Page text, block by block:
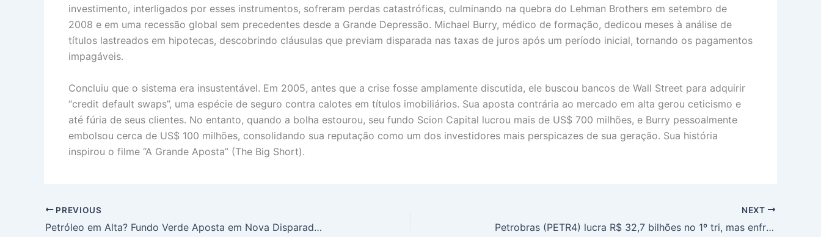
investimento, interligados por esses instrumentos, sofreram perdas catastróficas, culminando na quebra do Lehman Brothers em setembro de
2008 e em uma recessão global sem precedentes desde a Grande Depressão. Michael Burry, médico de formação, dedicou meses à análise de
títulos lastreados em hipotecas, descobrindo cláusulas que previam disparada nas taxas de juros após um período inicial, tornando os pagamentos
impagáveis.
Concluiu que o sistema era insustentável. Em 2005, antes que a crise fosse amplamente discutida, ele buscou bancos de Wall Street para adquirir
“credit default swaps”, uma espécie de seguro contra calotes em títulos imobiliários. Sua aposta contrária ao mercado em alta gerou ceticismo e
até fúria de seus clientes. No entanto, quando a bolha estourou, seu fundo Scion Capital lucrou mais de US$ 700 milhões, e Burry pessoalmente
embolsou cerca de US$ 100 milhões, consolidando sua reputação como um dos investidores mais perspicazes de sua geração. Sua história
inspirou o filme “A Grande Aposta” (The Big Short).
PREVIOUS
Petróleo em Alta? Fundo Verde Aposta em Nova Disparada de Preços com Tensão no Estreito de Ormuz
NEXT
Petrobras (PETR4) lucra R$ 32,7 bilhões no 1º tri, mas enfrenta queda anual e desafios no caixa